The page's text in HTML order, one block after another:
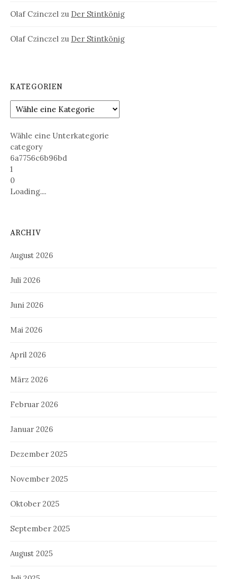
Olaf Czinczel zu Der Stintkönig
Olaf Czinczel zu Der Stintkönig
KATEGORIEN
Wähle eine Unterkategorie
category
6a7756c6b96bd
1
0
Loading....
ARCHIV
August 2026
Juli 2026
Juni 2026
Mai 2026
April 2026
März 2026
Februar 2026
Januar 2026
Dezember 2025
November 2025
Oktober 2025
September 2025
August 2025